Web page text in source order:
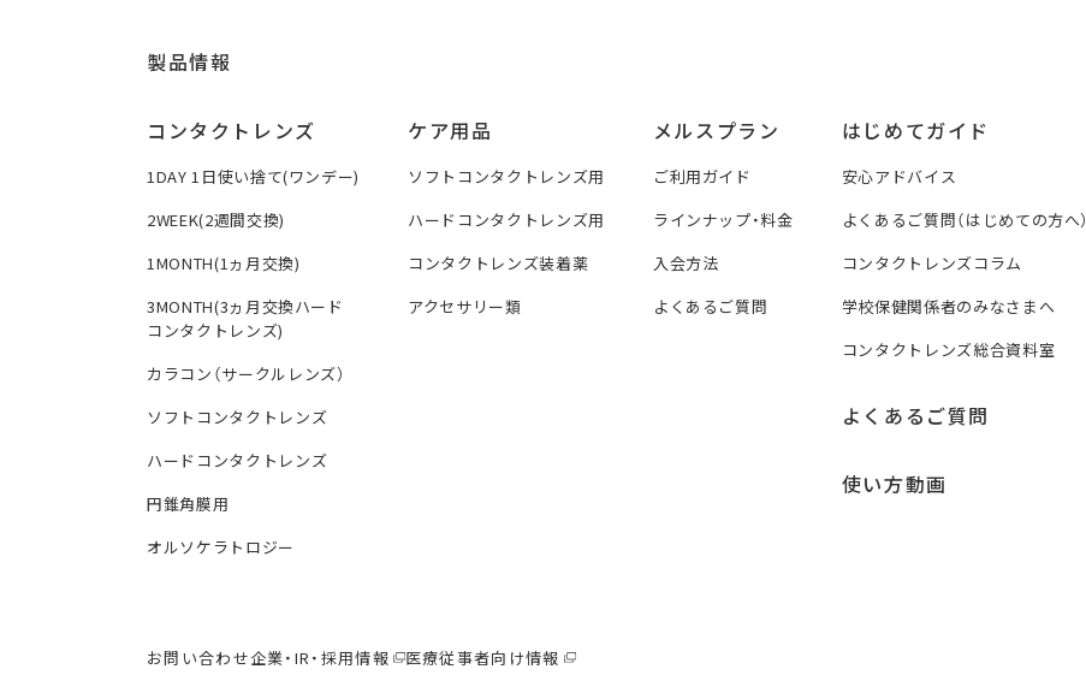
製品情報
コンタクトレンズ
1DAY 1日使い捨て(ワンデー)
2WEEK(2週間交換)
1MONTH(1ヵ月交換)
3MONTH(3ヵ月交換ハード
コンタクトレンズ)
カラコン（サークルレンズ）
ソフトコンタクトレンズ
ハードコンタクトレンズ
円錐角膜用
オルソケラトロジー
ケア用品
ソフトコンタクトレンズ用
ハードコンタクトレンズ用
コンタクトレンズ装着薬
アクセサリー類
メルスプラン
ご利用ガイド
ラインナップ・料金
入会方法
よくあるご質問
はじめてガイド
安心アドバイス
よくあるご質問（はじめての方へ）
コンタクトレンズコラム
学校保健関係者のみなさまへ
コンタクトレンズ総合資料室
よくあるご質問
使い方動画
お問い合わせ企業・IR・採用情報 医療従事者向け情報